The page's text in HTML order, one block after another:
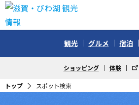
観光 グルメ 宿泊
ショッピング 体験
トップ スポット検索